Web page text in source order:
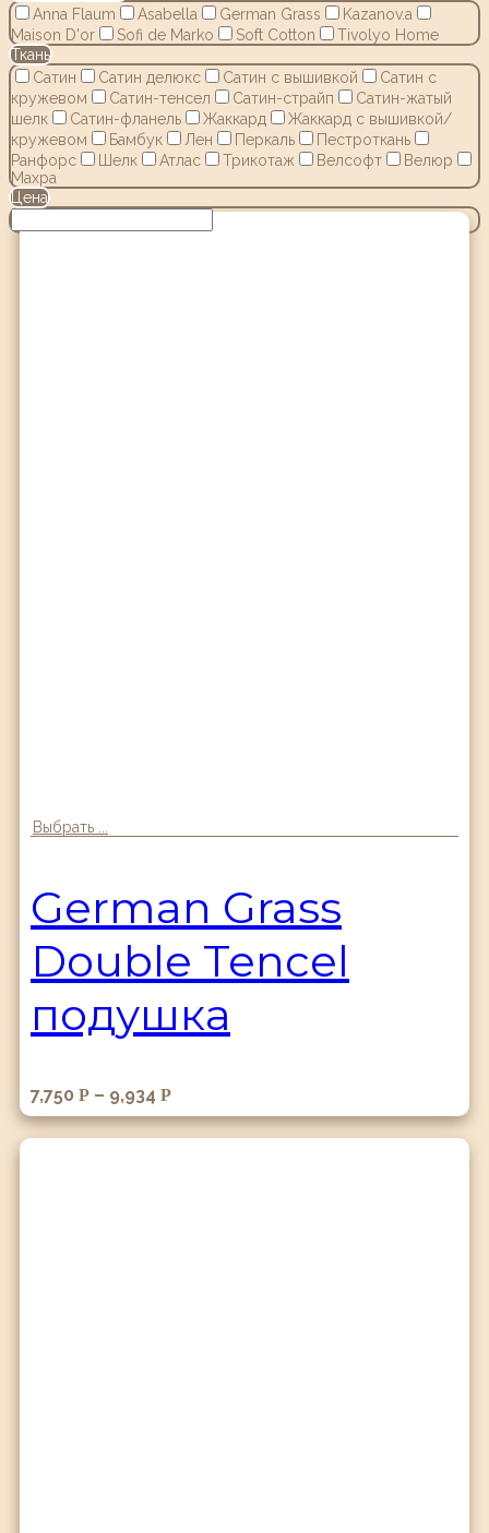
Anna Flaum
Asabella German Grass
Kazanov.a
Maison D'or
Sofi de Marko Soft Cotton
Tivolyo Home
Ткань
Сатин
Сатин делюкс Сатин с вышивкой
Сатин с
кружевом
Сатин-тенсел Сатин-страйп
Сатин-жатый
шелк
Сатин-фланель Жаккард
Жаккард с вышивкой/
кружевом
Бамбук Лен Перкаль
Пестроткань
Ранфорс
Шелк Атлас Трикотаж Велсофт
Велюр
Махра
Цена
Выбрать ...
German Grass
Double Tencel
подушка
7,750 Р – 9,934 Р